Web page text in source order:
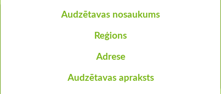
Audzētavas nosaukums
Reģions
Adrese
Audzētavas apraksts